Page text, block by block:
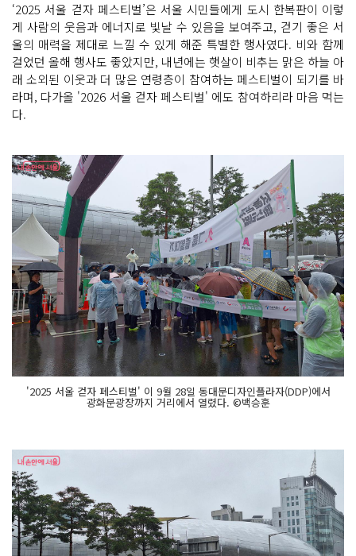
‘2025 서울 걷자 페스티벌’은 서울 시민들에게 도시 한복판이 이렇
게 사람의 웃음과 에너지로 빛날 수 있음을 보여주고, 걷기 좋은 서
울의 매력을 제대로 느낄 수 있게 해준 특별한 행사였다. 비와 함께
걸었던 올해 행사도 좋았지만, 내년에는 햇살이 비추는 맑은 하늘 아
래 소외된 이웃과 더 많은 연령층이 참여하는 페스티벌이 되기를 바
라며, 다가올 '2026 서울 걷자 페스티벌' 에도 참여하리라 마음 먹는
다.
'2025 서울 걷자 페스티벌' 이 9월 28일 동대문디자인플라자(DDP)에서
광화문광장까지 거리에서 열렸다. ©백승훈